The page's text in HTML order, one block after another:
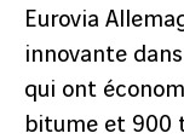
Eurovia
innovante
qui ont
bitume et 900